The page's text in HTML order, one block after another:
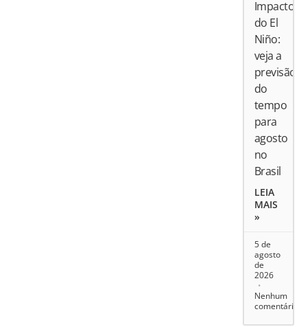
Impactos
do El
Niño:
veja a
previsão
do
tempo
para
agosto
no
Brasil
LEIA
MAIS
»
5 de
agosto
de
2026
Nenhum
comentário